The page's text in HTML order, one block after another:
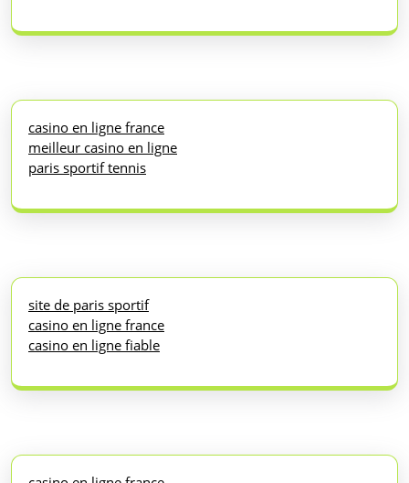
casino en ligne france
meilleur casino en ligne
paris sportif tennis
site de paris sportif
casino en ligne france
casino en ligne fiable